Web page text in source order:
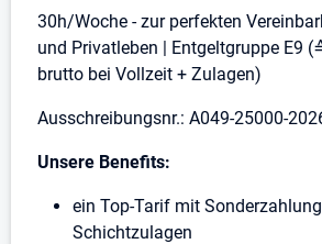
30h/Woche - zur perfekten
und Privatleben | Entgeltgruppe E9
brutto bei Vollzeit + Zulagen)
Ausschreibungsnr.: A049-25000-
Unsere Benefits:
ein Top-Tarif mit
Schichtzulagen